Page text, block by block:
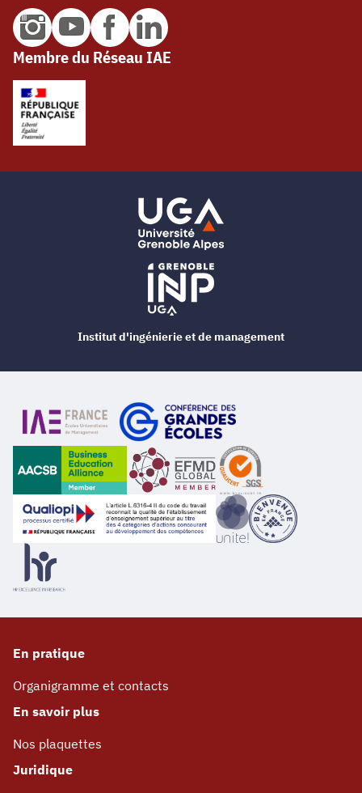
Membre du Réseau IAE
En pratique
Organigramme et contacts
En savoir plus
Nos plaquettes
Juridique
Institut d'ingénierie et de management